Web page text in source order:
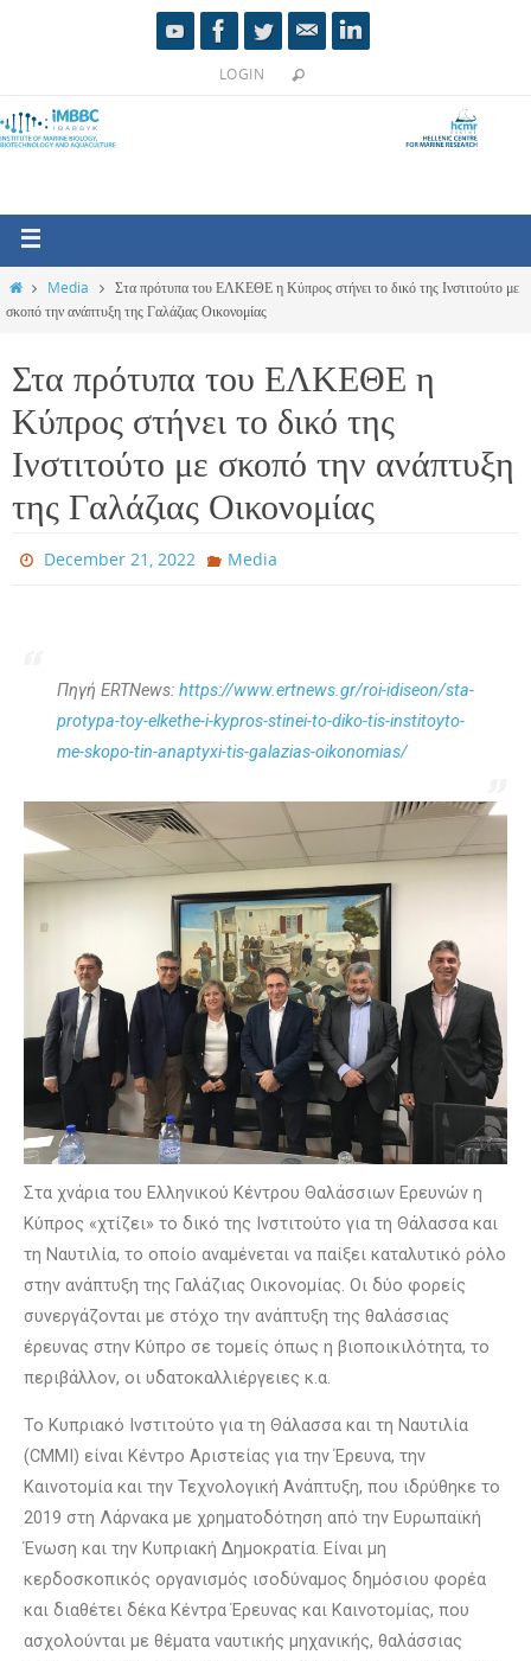
LOGIN
Media
Στα πρότυπα του ΕΛΚΕΘΕ η Κύπρος στήνει το δικό της Ινστιτούτο με
σκοπό την ανάπτυξη της Γαλάζιας Οικονομίας
Στα πρότυπα του ΕΛΚΕΘΕ η
Κύπρος στήνει το δικό της
Ινστιτούτο με σκοπό την ανάπτυξη
της Γαλάζιας Οικονομίας
December 21, 2022 Media
Πηγή ERTNews: https://www.ertnews.gr/roi-idiseon/sta-
protypa-toy-elkethe-i-kypros-stinei-to-diko-tis-institoyto-
me-skopo-tin-anaptyxi-tis-galazias-oikonomias/
Στα χνάρια του Ελληνικού Κέντρου Θαλάσσιων Ερευνών η
Κύπρος «χτίζει» το δικό της Ινστιτούτο για τη Θάλασσα και
τη Ναυτιλία, το οποίο αναμένεται να παίξει καταλυτικό ρόλο
στην ανάπτυξη της Γαλάζιας Οικονομίας. Οι δύο φορείς
συνεργάζονται με στόχο την ανάπτυξη της θαλάσσιας
έρευνας στην Κύπρο σε τομείς όπως η βιοποικιλότητα, το
περιβάλλον, οι υδατοκαλλιέργειες κ.α.
Το Κυπριακό Ινστιτούτο για τη Θάλασσα και τη Ναυτιλία
(CMMI) είναι Κέντρο Αριστείας για την Έρευνα, την
Καινοτομία και την Τεχνολογική Ανάπτυξη, που ιδρύθηκε το
2019 στη Λάρνακα με χρηματοδότηση από την Ευρωπαϊκή
Ένωση και την Κυπριακή Δημοκρατία. Είναι μη
κερδοσκοπικός οργανισμός ισοδύναμος δημόσιου φορέα
και διαθέτει δέκα Κέντρα Έρευνας και Καινοτομίας, που
ασχολούνται με θέματα ναυτικής μηχανικής, θαλάσσιας